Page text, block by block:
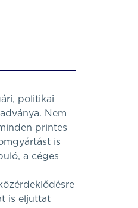
politikai
Nem
printes
is
a céges
is eljuttat